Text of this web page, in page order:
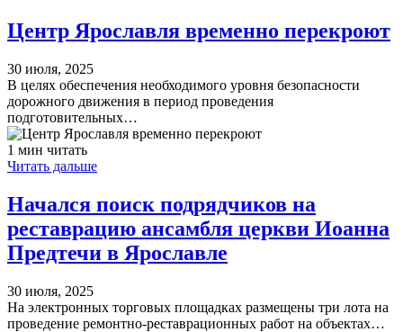
Центр Ярославля временно перекроют
30 июля, 2025
В целях обеспечения необходимого уровня безопасности
дорожного движения в период проведения
подготовительных…
1 мин читать
Читать дальше
Начался поиск подрядчиков на
реставрацию ансамбля церкви Иоанна
Предтечи в Ярославле
30 июля, 2025
На электронных торговых площадках размещены три лота на
проведение ремонтно-реставрационных работ на объектах…